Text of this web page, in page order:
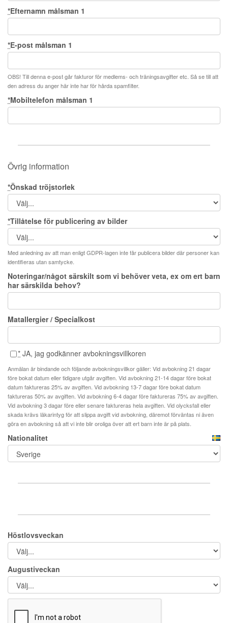
*Efternamn målsman 1
*E-post målsman 1
OBS! Till denna e-post går fakturor för medlems- och träningsavgifter etc. Så se till att
den adress du anger här inte har för hårda spamfilter.
*Mobiltelefon målsman 1
Övrig information
*Önskad tröjstorlek
*Tillåtelse för publicering av bilder
Med anledning av att man enligt GDPR-lagen inte får publicera bilder där personer kan
identifieras utan samtycke.
Noteringar/något särskilt som vi behöver veta, ex om ert barn
har särskilda behov?
Matallergier / Specialkost
* JA, jag godkänner avbokningsvillkoren
Anmälan är bindande och följande avbokningsvillkor gäller: Vid avbokning 21 dagar
före bokat datum eller tidigare utgår avgiften. Vid avbokning 21-14 dagar före bokat
datum faktureras 25% av avgiften. Vid avbokning 13-7 dagar före bokat datum
faktureras 50% av avgiften. Vid avbokning 6-4 dagar före faktureras 75% av avgiften.
Vid avbokning 3 dagar före eller senare faktureras hela avgiften. Vid olycksfall eller
skada krävs läkarintyg för att slippa avgift vid avbokning, däremot förväntas ni även
göra en avbokning så att vi inte blir oroliga över att ert barn inte är på plats.
Nationalitet
Höstlovsveckan
Augustiveckan